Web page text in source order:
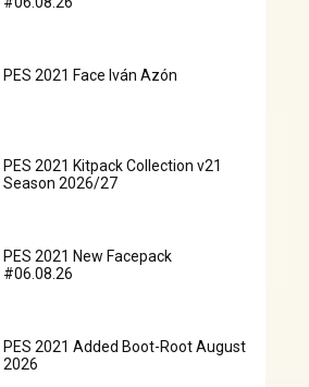
PES 2021 Face Iván Azón
PES 2021 Kitpack Collection v21
Season 2026/27
PES 2021 New Facepack
#06.08.26
PES 2021 Added Boot-Root August
2026